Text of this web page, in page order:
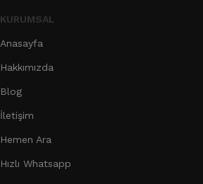
KURUMSAL
Anasayfa
Hakkımızda
Blog
İletişim
Hemen Ara
Hızlı Whatsapp